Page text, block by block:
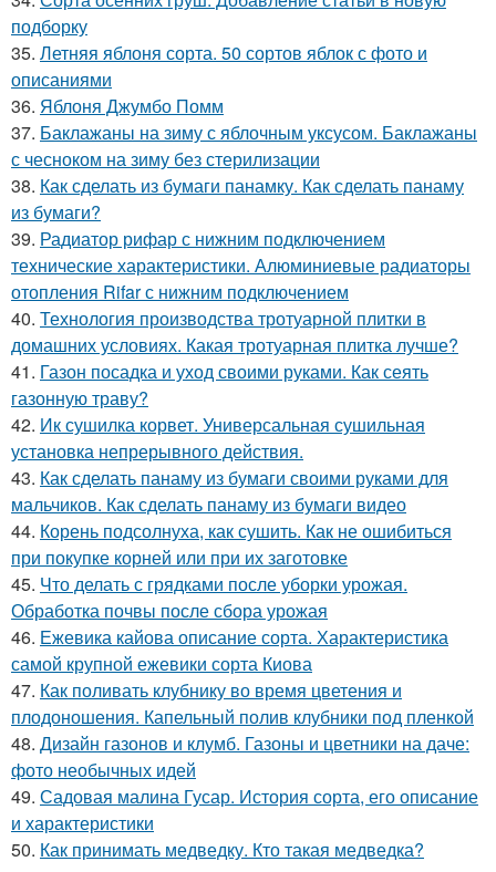
подборку
35. Летняя яблоня сорта. 50 сортов яблок с фото и
описаниями
36. Яблоня Джумбо Помм
37. Баклажаны на зиму с яблочным уксусом. Баклажаны
с чесноком на зиму без стерилизации
38. Как сделать из бумаги панамку. Как сделать панаму
из бумаги?
39. Радиатор рифар с нижним подключением
технические характеристики. Алюминиевые радиаторы
отопления Rifar с нижним подключением
40. Технология производства тротуарной плитки в
домашних условиях. Какая тротуарная плитка лучше?
41. Газон посадка и уход своими руками. Как сеять
газонную траву?
42. Ик сушилка корвет. Универсальная сушильная
установка непрерывного действия.
43. Как сделать панаму из бумаги своими руками для
мальчиков. Как сделать панаму из бумаги видео
44. Корень подсолнуха, как сушить. Как не ошибиться
при покупке корней или при их заготовке
45. Что делать с грядками после уборки урожая.
Обработка почвы после сбора урожая
46. Ежевика кайова описание сорта. Характеристика
самой крупной ежевики сорта Киова
47. Как поливать клубнику во время цветения и
плодоношения. Капельный полив клубники под пленкой
48. Дизайн газонов и клумб. Газоны и цветники на даче:
фото необычных идей
49. Садовая малина Гусар. История сорта, его описание
и характеристики
50. Как принимать медведку. Кто такая медведка?